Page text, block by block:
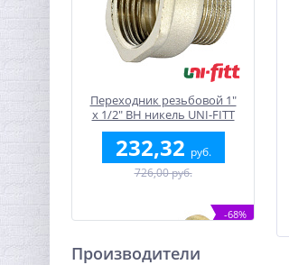
Переходник резьбовой 1"
x 1/2" ВН никель UNI-FITT
232,32 руб.
726,00 руб.
-68%
Производители